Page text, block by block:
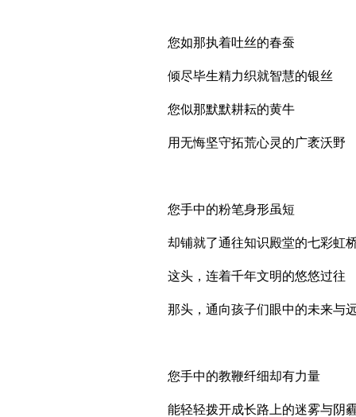
您如那执着吐丝的春蚕
倾尽毕生精力织就智慧的银丝
您似那默默耕耘的黄牛
用无悔坚守拓荒心灵的广袤沃野
您手中的粉笔身形虽短
却铺就了通往知识殿堂的七彩虹
这头，连着千年文明的悠悠过往
那头，通向孩子们眼中的未来与
您手中的教鞭纤细却有力量
能轻轻拨开成长路上的迷雾与阴